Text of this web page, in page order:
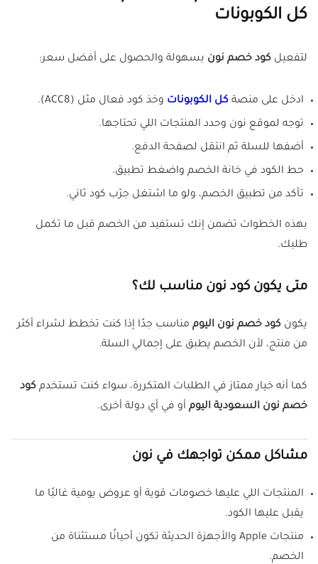
كل الكوبونات
لتفعيل كود خصم نون بسهولة والحصول على أفضل سعر:
ادخل على منصة كل الكوبونات وخذ كود فعال مثل (ACC8).
توجه لموقع نون وحدد المنتجات اللي تحتاجها.
أضفها للسلة ثم انتقل لصفحة الدفع.
حط الكود في خانة الخصم واضغط تطبيق.
تأكد من تطبيق الخصم، ولو ما اشتغل جرّب كود ثاني.
بهذه الخطوات تضمن إنك تستفيد من الخصم قبل ما تكمل
طلبك.
متى يكون كود نون مناسب لك؟
يكون كود خصم نون اليوم مناسب جدًا إذا كنت تخطط لشراء أكثر
من منتج، لأن الخصم يطبق على إجمالي السلة.
كما أنه خيار ممتاز في الطلبات المتكررة، سواء كنت تستخدم كود
خصم نون السعودية اليوم أو في أي دولة أخرى.
مشاكل ممكن تواجهك في نون
المنتجات اللي عليها خصومات قوية أو عروض يومية غالبًا ما
يقبل عليها الكود.
منتجات Apple والأجهزة الحديثة تكون أحيانًا مستثناة من
الخصم.